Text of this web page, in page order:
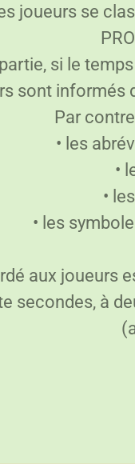
joueurs se
si le
sont informés
Par
• les
•
•
• les
aux joueurs
secondes, à